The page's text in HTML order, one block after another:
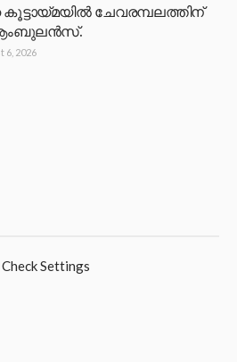
ചേവരമ്പലത്തിന്
6, 2026
Settings